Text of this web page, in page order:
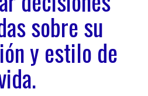
sobre su
y estilo de